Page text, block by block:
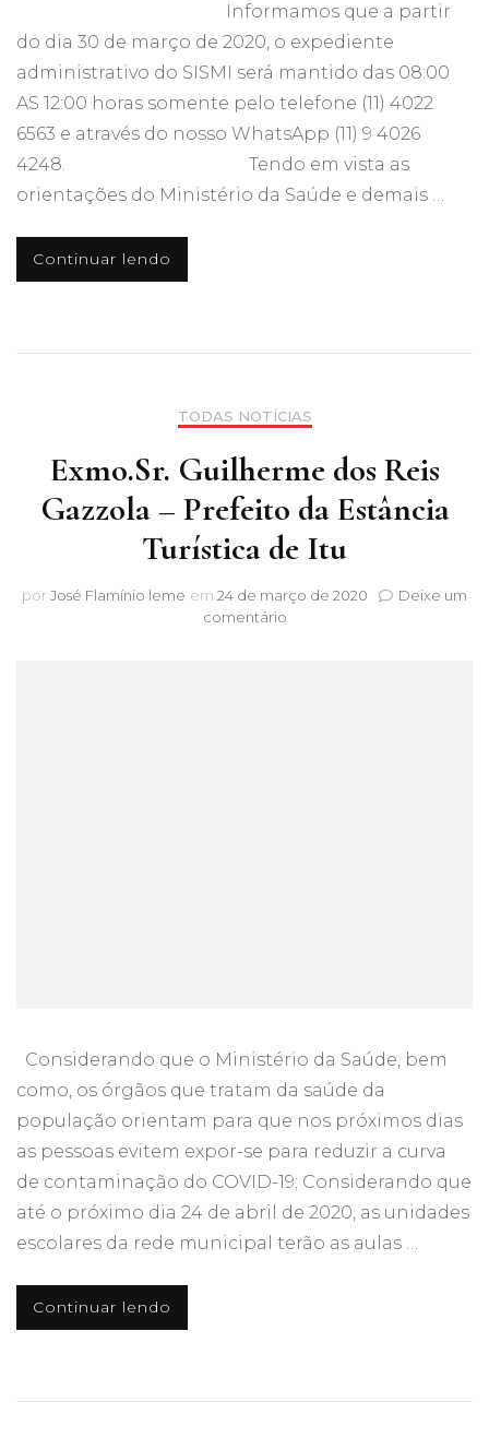
Informamos que a partir
do dia 30 de março de 2020, o expediente
administrativo do SISMI será mantido das 08:00
AS 12:00 horas somente pelo telefone (11) 4022
6563 e através do nosso WhatsApp (11) 9 4026
4248. Tendo em vista as
orientações do Ministério da Saúde e demais …
Continuar lendo
TODAS NOTÍCIAS
Exmo.Sr. Guilherme dos Reis
Gazzola – Prefeito da Estância
Turística de Itu
por José Flamínio leme em 24 de março de 2020
Deixe um
comentárioem
Considerando que o Ministério da Saúde, bem
como, os órgãos que tratam da saúde da
população orientam para que nos próximos dias
as pessoas evitem expor-se para reduzir a curva
de contaminação do COVID-19; Considerando que
até o próximo dia 24 de abril de 2020, as unidades
escolares da rede municipal terão as aulas …
Continuar lendo